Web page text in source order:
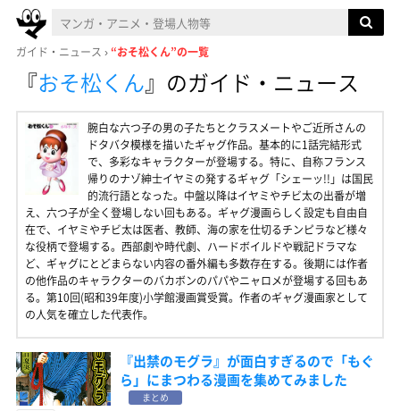
ガイド・ニュース “おそ松くん”の一覧
『おそ松くん』 のガイド・ニュース
腕白な六つ子の男の子たちとクラスメートやご近所さんの
ドタバタ模様を描いたギャグ作品。基本的に1話完結形式
で、多彩なキャラクターが登場する。特に、自称フランス
帰りのナゾ紳士イヤミの発するギャグ「シェーッ!!」は国民
的流行語となった。中盤以降はイヤミやチビ太の出番が増
え、六つ子が全く登場しない回もある。ギャグ漫画らしく設定も自由自
在で、イヤミやチビ太は医者、教師、海の家を仕切るチンピラなど様々
な役柄で登場する。西部劇や時代劇、ハードボイルドや戦記ドラマな
ど、ギャグにとどまらない内容の番外編も多数存在する。後期には作者
の他作品のキャラクターのバカボンのパパやニャロメが登場する回もあ
る。第10回(昭和39年度)小学館漫画賞受賞。作者のギャグ漫画家として
の人気を確立した代表作。
『出禁のモグラ』が面白すぎるので「もぐ
ら」にまつわる漫画を集めてみました
まとめ